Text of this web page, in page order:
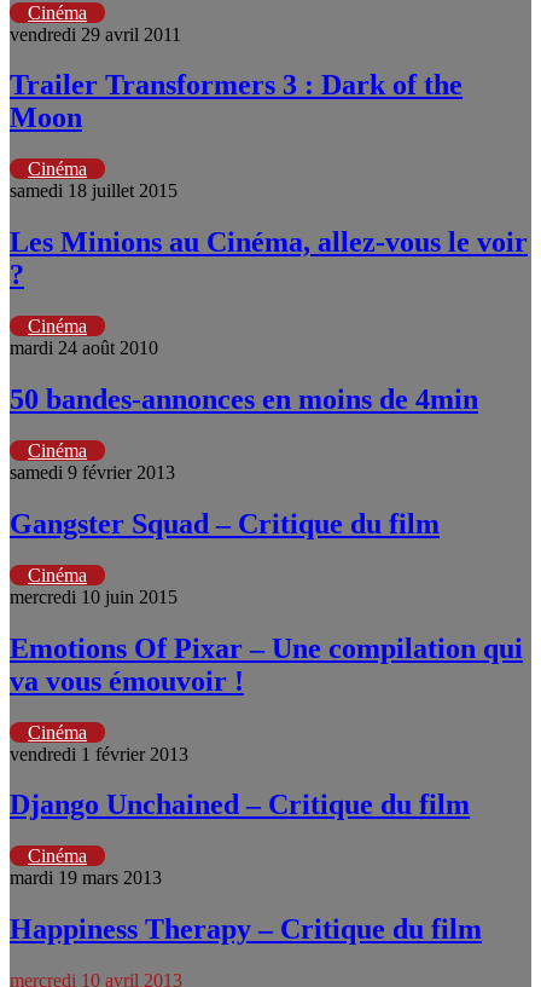
Cinéma
vendredi 29 avril 2011
Trailer Transformers 3 : Dark of the
Moon
Cinéma
samedi 18 juillet 2015
Les Minions au Cinéma, allez-vous le voir
?
Cinéma
mardi 24 août 2010
50 bandes-annonces en moins de 4min
Cinéma
samedi 9 février 2013
Gangster Squad – Critique du film
Cinéma
mercredi 10 juin 2015
Emotions Of Pixar – Une compilation qui
va vous émouvoir !
Cinéma
vendredi 1 février 2013
Django Unchained – Critique du film
Cinéma
mardi 19 mars 2013
Happiness Therapy – Critique du film
mercredi 10 avril 2013